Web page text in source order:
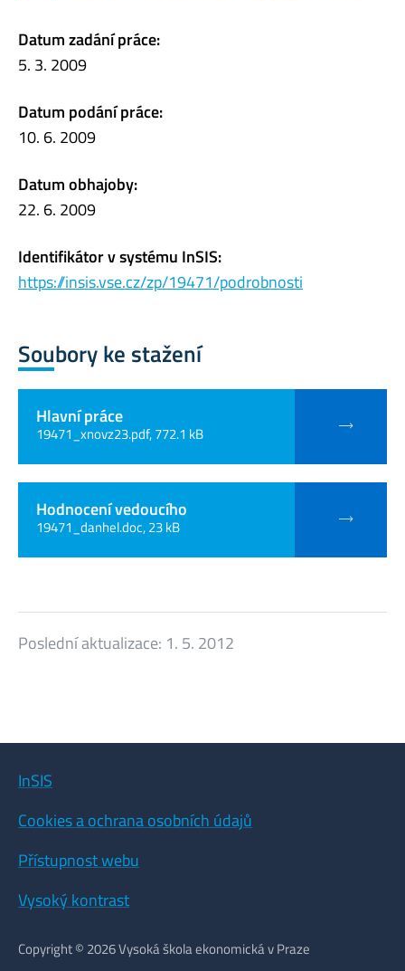
Datum zadání práce:
5. 3. 2009
Datum podání práce:
10. 6. 2009
Datum obhajoby:
22. 6. 2009
Identifikátor v systému InSIS:
https://insis.vse.cz/zp/19471/podrobnosti
Soubory ke stažení
Hlavní práce
19471_xnovz23.pdf, 772.1 kB
Hodnocení vedoucího
19471_danhel.doc, 23 kB
Poslední aktualizace: 1. 5. 2012
InSIS
Cookies a ochrana osobních údajů
Přístupnost webu
Vysoký kontrast
Copyright © 2026 Vysoká škola ekonomická v Praze